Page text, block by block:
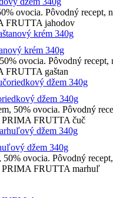
ovocia. Pôvodný recept,
FRUTTA jahodov
krém 340g
ovocia. Pôvodný recept,
FRUTTA gaštan
džem 340g
50% ovocia. Pôvodný
PRIMA FRUTTA čuč
džem 340g
ovocia. Pôvodný
PRIMA FRUTTA marhuľ